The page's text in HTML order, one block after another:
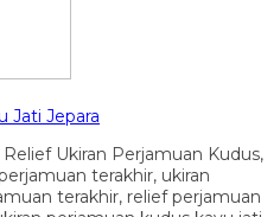
Jati Jepara
Ukiran Perjamuan Kudus,
terakhir, ukiran
terakhir, relief perjamuan